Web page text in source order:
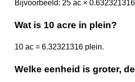
Bijvoorbeeld: 25 ac ×
Wat is 10 acre in plein?
10 ac = 6.32321316 plein.
Welke eenheid is groter,